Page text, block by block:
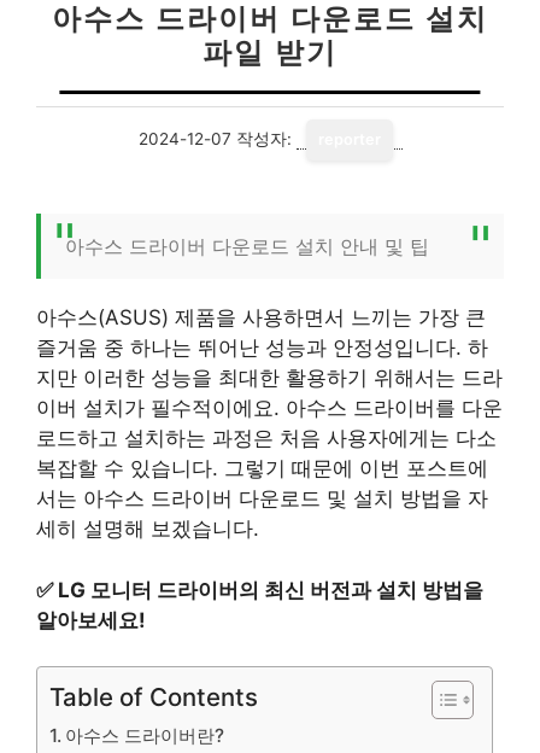
아수스 드라이버 다운로드 설치
파일 받기
2024-12-07 작성자:
아수스 드라이버 다운로드 설치 안내 및 팁
아수스(ASUS) 제품을 사용하면서 느끼는 가장 큰
즐거움 중 하나는 뛰어난 성능과 안정성입니다. 하
지만 이러한 성능을 최대한 활용하기 위해서는 드라
이버 설치가 필수적이에요. 아수스 드라이버를 다운
로드하고 설치하는 과정은 처음 사용자에게는 다소
복잡할 수 있습니다. 그렇기 때문에 이번 포스트에
서는 아수스 드라이버 다운로드 및 설치 방법을 자
세히 설명해 보겠습니다.
✅ LG 모니터 드라이버의 최신 버전과 설치 방법을
알아보세요!
Table of Contents
아수스 드라이버란?